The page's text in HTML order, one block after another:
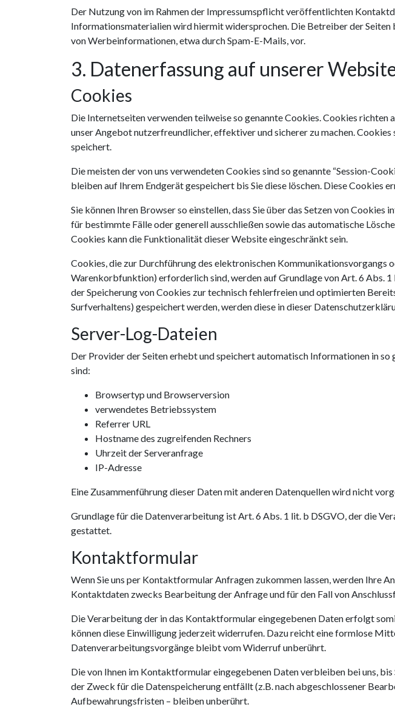
Der Nutzung von im Rahmen der Impressumspflicht veröffentlichten
Informationsmaterialien wird hiermit widersprochen. Die Betreiber der
von Werbeinformationen, etwa durch Spam-E-Mails, vor.
3. Datenerfassung auf unserer
Cookies
Die Internetseiten verwenden teilweise so genannte Cookies. Cookies richten
unser Angebot nutzerfreundlicher, effektiver und sicherer zu machen.
speichert.
Die meisten der von uns verwendeten Cookies sind so genannte “Session-
bleiben auf Ihrem Endgerät gespeichert bis Sie diese löschen. Diese Cookies
Sie können Ihren Browser so einstellen, dass Sie über das Setzen von
für bestimmte Fälle oder generell ausschließen sowie das automatische
Cookies kann die Funktionalität dieser Website eingeschränkt sein.
Cookies, die zur Durchführung des elektronischen Kommunikationsvorgangs
Warenkorbfunktion) erforderlich sind, werden auf Grundlage von Art. 6 Abs.
der Speicherung von Cookies zur technisch fehlerfreien und optimierten
Surfverhaltens) gespeichert werden, werden diese in dieser
Server-Log-Dateien
Der Provider der Seiten erhebt und speichert automatisch Informationen in
sind:
Browsertyp und Browserversion
verwendetes Betriebssystem
Referrer URL
Hostname des zugreifenden Rechners
Uhrzeit der Serveranfrage
IP-Adresse
Eine Zusammenführung dieser Daten mit anderen Datenquellen wird nicht
Grundlage für die Datenverarbeitung ist Art. 6 Abs. 1 lit. b DSGVO, der die
gestattet.
Kontaktformular
Wenn Sie uns per Kontaktformular Anfragen zukommen lassen, werden Ihre
Kontaktdaten zwecks Bearbeitung der Anfrage und für den Fall von
Die Verarbeitung der in das Kontaktformular eingegebenen Daten erfolgt
können diese Einwilligung jederzeit widerrufen. Dazu reicht eine formlose
Datenverarbeitungsvorgänge bleibt vom Widerruf unberührt.
Die von Ihnen im Kontaktformular eingegebenen Daten verbleiben bei uns,
der Zweck für die Datenspeicherung entfällt (z.B. nach abgeschlossener
Aufbewahrungsfristen – bleiben unberührt.